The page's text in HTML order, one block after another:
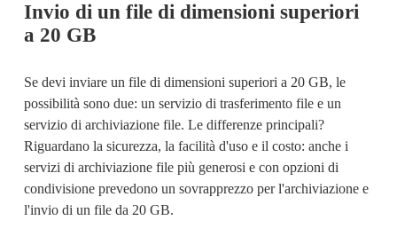
Invio di un file di dimensioni superiori
a 20 GB
Se devi inviare un file di dimensioni superiori a 20 GB, le
possibilità sono due: un servizio di trasferimento file e un
servizio di archiviazione file. Le differenze principali?
Riguardano la sicurezza, la facilità d'uso e il costo: anche i
servizi di archiviazione file più generosi e con opzioni di
condivisione prevedono un sovrapprezzo per l'archiviazione e
l'invio di un file da 20 GB.